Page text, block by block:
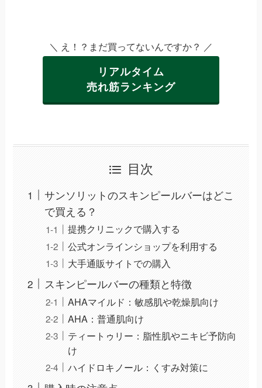
＼ え！？まだ買ってないんですか？ ／
リアルタイム
売れ筋ランキング
目次
サンソリットのスキンピールバーはどこ
で買える？
提携クリニックで購入する
公式オンラインショップを利用する
大手通販サイトでの購入
スキンピールバーの種類と特徴
AHAマイルド：敏感肌や乾燥肌向け
AHA：普通肌向け
ティートゥリー：脂性肌やニキビ予防向
け
ハイドロキノール：くすみ対策に